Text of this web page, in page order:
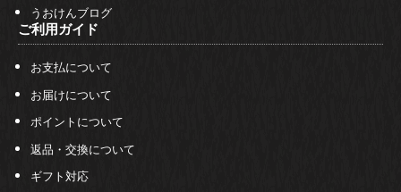
うおけんブログ
ご利用ガイド
お支払について
お届けについて
ポイントについて
返品・交換について
ギフト対応